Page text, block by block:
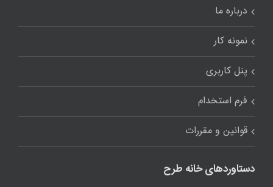
درباره ما
نمونه کار
پنل کاربری
فرم استخدام
قوانین و مقررات
دستاوردهای خانه طرح